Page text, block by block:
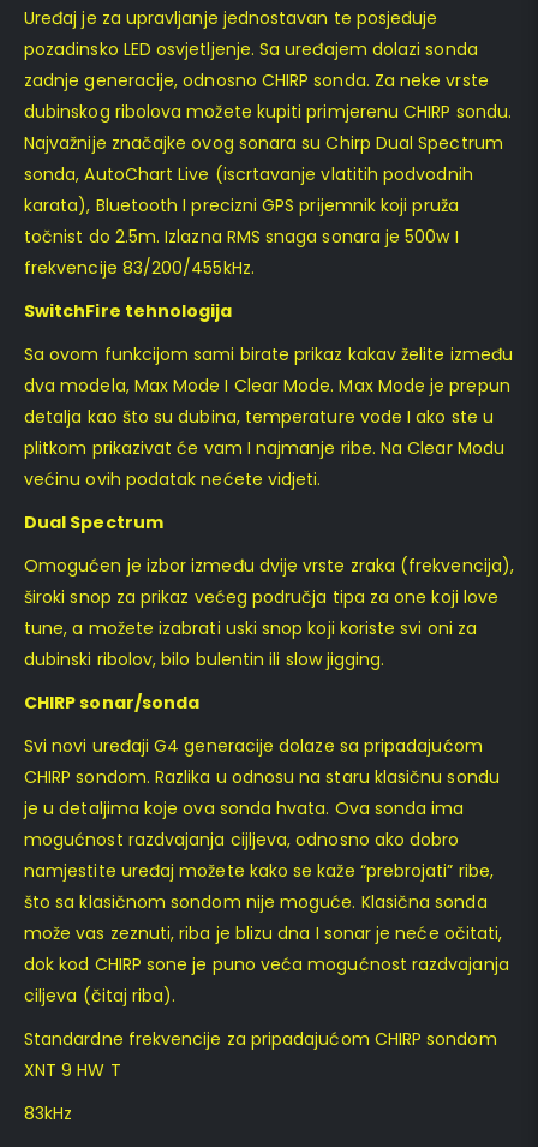
Uređaj je za upravljanje jednostavan te posjeduje
pozadinsko LED osvjetljenje. Sa uređajem dolazi sonda
zadnje generacije, odnosno CHIRP sonda. Za neke vrste
dubinskog ribolova možete kupiti primjerenu CHIRP sondu.
Najvažnije značajke ovog sonara su Chirp Dual Spectrum
sonda, AutoChart Live (iscrtavanje vlatitih podvodnih
karata), Bluetooth I precizni GPS prijemnik koji pruža
točnist do 2.5m. Izlazna RMS snaga sonara je 500w I
frekvencije 83/200/455kHz.
SwitchFire tehnologija
Sa ovom funkcijom sami birate prikaz kakav želite između
dva modela, Max Mode I Clear Mode. Max Mode je prepun
detalja kao što su dubina, temperature vode I ako ste u
plitkom prikazivat će vam I najmanje ribe. Na Clear Modu
većinu ovih podatak nećete vidjeti.
Dual Spectrum
Omogućen je izbor između dvije vrste zraka (frekvencija),
široki snop za prikaz većeg područja tipa za one koji love
tune, a možete izabrati uski snop koji koriste svi oni za
dubinski ribolov, bilo bulentin ili slow jigging.
CHIRP sonar/sonda
Svi novi uređaji G4 generacije dolaze sa pripadajućom
CHIRP sondom. Razlika u odnosu na staru klasičnu sondu
je u detaljima koje ova sonda hvata. Ova sonda ima
mogućnost razdvajanja cijljeva, odnosno ako dobro
namjestite uređaj možete kako se kaže “prebrojati” ribe,
što sa klasičnom sondom nije moguće. Klasična sonda
može vas zeznuti, riba je blizu dna I sonar je neće očitati,
dok kod CHIRP sone je puno veća mogućnost razdvajanja
ciljeva (čitaj riba).
Standardne frekvencije za pripadajućom CHIRP sondom
XNT 9 HW T
83kHz